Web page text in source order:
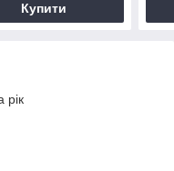
Купити
рік